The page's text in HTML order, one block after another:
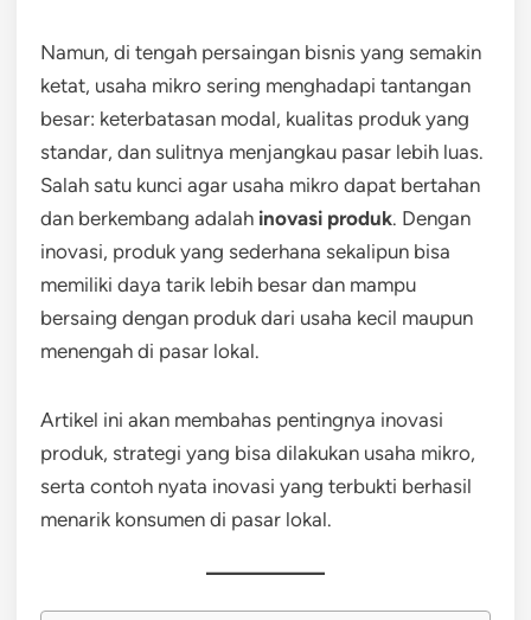
Namun, di tengah persaingan bisnis yang semakin
ketat, usaha mikro sering menghadapi tantangan
besar: keterbatasan modal, kualitas produk yang
standar, dan sulitnya menjangkau pasar lebih luas.
Salah satu kunci agar usaha mikro dapat bertahan
dan berkembang adalah inovasi produk. Dengan
inovasi, produk yang sederhana sekalipun bisa
memiliki daya tarik lebih besar dan mampu
bersaing dengan produk dari usaha kecil maupun
menengah di pasar lokal.
Artikel ini akan membahas pentingnya inovasi
produk, strategi yang bisa dilakukan usaha mikro,
serta contoh nyata inovasi yang terbukti berhasil
menarik konsumen di pasar lokal.